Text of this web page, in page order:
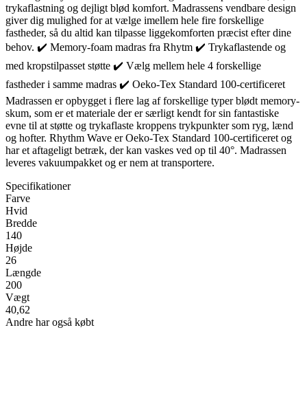
trykaflastning og dejligt blød komfort. Madrassens vendbare design
giver dig mulighed for at vælge imellem hele fire forskellige
fastheder, så du altid kan tilpasse liggekomforten præcist efter dine
behov. ✔️ Memory-foam madras fra Rhytm ✔️ Trykaflastende og
med kropstilpasset støtte ✔️ Vælg mellem hele 4 forskellige
fastheder i samme madras ✔️ Oeko-Tex Standard 100-certificeret
Madrassen er opbygget i flere lag af forskellige typer blødt memory-
skum, som er et materiale der er særligt kendt for sin fantastiske
evne til at støtte og trykaflaste kroppens trykpunkter som ryg, lænd
og hofter. Rhythm Wave er Oeko-Tex Standard 100-certificeret og
har et aftageligt betræk, der kan vaskes ved op til 40°. Madrassen
leveres vakuumpakket og er nem at transportere.
Specifikationer
Farve
Hvid
Bredde
140
Højde
26
Længde
200
Vægt
40,62
Andre har også købt